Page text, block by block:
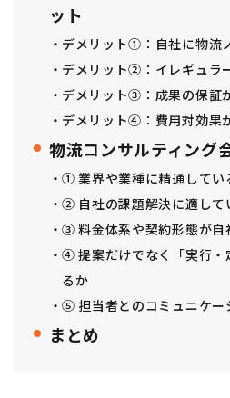
ット
デメリット①：自社に物流
デメリット②：イレギュラ
デメリット③：成果の保証
デメリット④：費用対効果
物流コンサルティング
① 業界や業種に精通してい
② 自社の課題解決に適して
③ 料金体系や契約形態が自
④ 提案だけでなく「実行・
るか
⑤ 担当者とのコミュニケー
まとめ